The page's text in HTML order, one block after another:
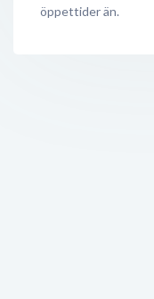
öppettider än.